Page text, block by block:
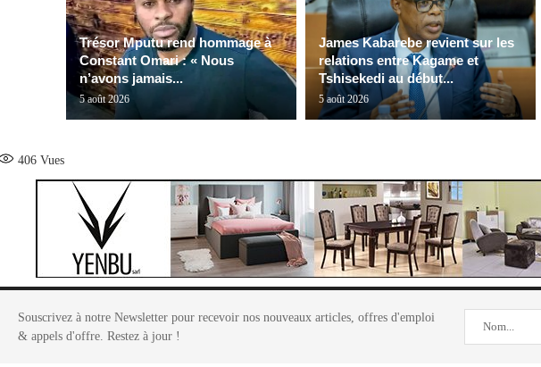
Trésor Mputu rend hommage à
Constant Omari : « Nous
n’avons jamais...
5 août 2026
James Kabarebe revient sur les
relations entre Kagame et
Tshisekedi au début...
5 août 2026
406 Vues
Souscrivez à notre Newsletter pour recevoir nos nouveaux articles, offres d'emploi
& appels d'offre. Restez à jour !